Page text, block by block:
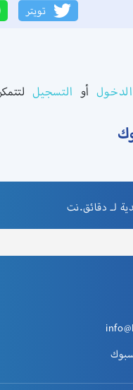
تويتر
أو التسجيل
لـ دقائق.نت